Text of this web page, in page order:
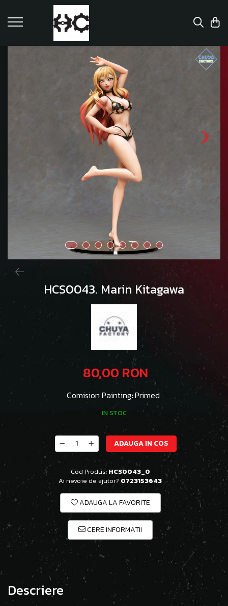
HCS0043. Marin Kitagawa
80,00 RON
Comision Painting:Primed
IN STOC
ADAUGA IN COS
Cod Produs: HCS0043_0
Ai nevoie de ajutor? 0723153643
ADAUGA LA FAVORITE
CERE INFORMATII
Descriere